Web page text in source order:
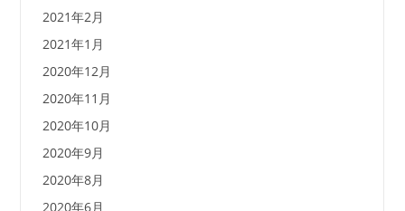
2021年2月
2021年1月
2020年12月
2020年11月
2020年10月
2020年9月
2020年8月
2020年6月